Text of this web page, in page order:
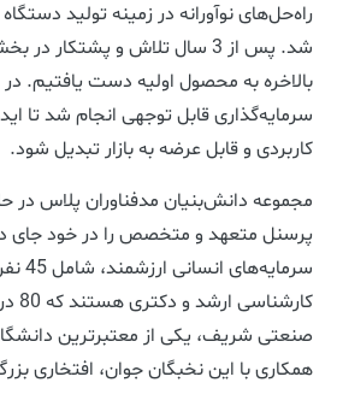
راه‌حل‌های نوآورانه در زمینه تولید
شد. پس از 3 سال تلاش و پشتکار
بالاخره به محصول اولیه دست یافتیم.
سرمایه‌گذاری قابل توجهی انجام شد تا
کاربردی و قابل عرضه به بازار تبدیل شود.
پرسنل متعهد و متخصص را در خود جای
صنعتی شریف، یکی از معتبرترین
همکاری با این نخبگان جوان، افتخاری